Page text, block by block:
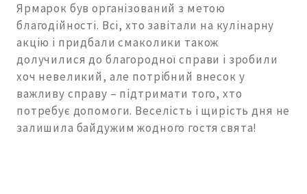
Ярмарок був організований з метою
благодійності. Всі, хто завітали на кулінарну
акцію і придбали смаколики також
долучилися до благородної справи і зробили
хоч невеликий, але потрібний внесок у
важливу справу – підтримати того, хто
потребує допомоги. Веселість і щирість дня не
залишила байдужим жодного гостя свята!